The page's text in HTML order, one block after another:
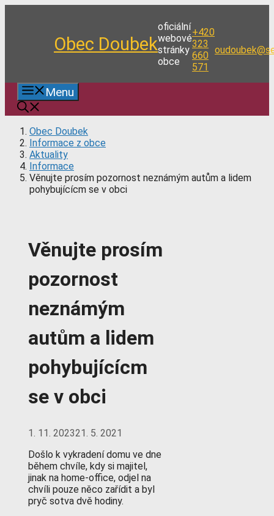
Obec Doubek
oficiální
webové
stránky
obce
+420
323
660
571
Menu
Obec Doubek
Informace z obce
Aktuality
Informace
Věnujte prosím pozornost neznámým autům a lidem
pohybujícícm se v obci
Věnujte prosím
pozornost
neznámým
autům a lidem
pohybujícícm
se v obci
1. 11. 202321. 5. 2021
Došlo k vykradení domu ve dne
během chvíle, kdy si majitel,
jinak na home-office, odjel na
chvíli pouze něco zařídit a byl
pryč sotva dvě hodiny.